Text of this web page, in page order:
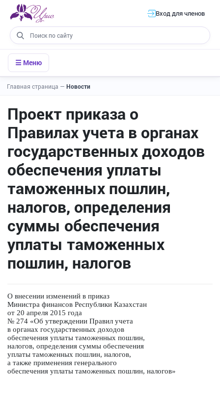
Вход для членов
☰ Меню
Главная страница — Новости
Проект приказа о
Правилах учета в органах
государственных доходов
обеспечения уплаты
таможенных пошлин,
налогов, определения
суммы обеспечения
уплаты таможенных
пошлин, налогов
О внесении изменений в приказ
Министра финансов Республики Казахстан
от 20 апреля 2015 года
№ 274 «Об утверждении Правил учета
в органах государственных доходов
обеспечения уплаты таможенных пошлин,
налогов, определения суммы обеспечения
уплаты таможенных пошлин, налогов,
а также применения генерального
обеспечения уплаты таможенных пошлин, налогов»